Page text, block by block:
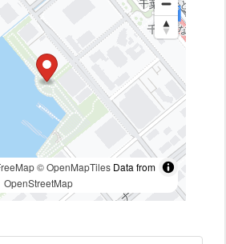
© OpenMapTilesData from
OpenStreetMap